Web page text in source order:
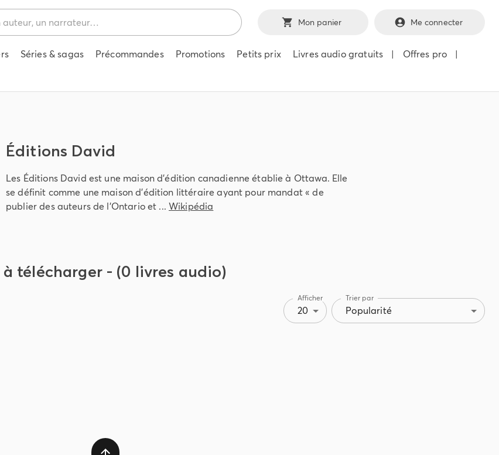
Mon panier Me connecter
Séries & sagas Précommandes Promotions Petits prix Livres audio gratuits | Offres pro
|
Éditions David
Les Éditions David est une maison d'édition canadienne établie à Ottawa. Elle
se définit comme une maison d’édition littéraire ayant pour mandat « de
publier des auteurs de l’Ontario et ...Wikipédia
télécharger - (0 livres audio)
Afficher
20
Trier par
Popularité